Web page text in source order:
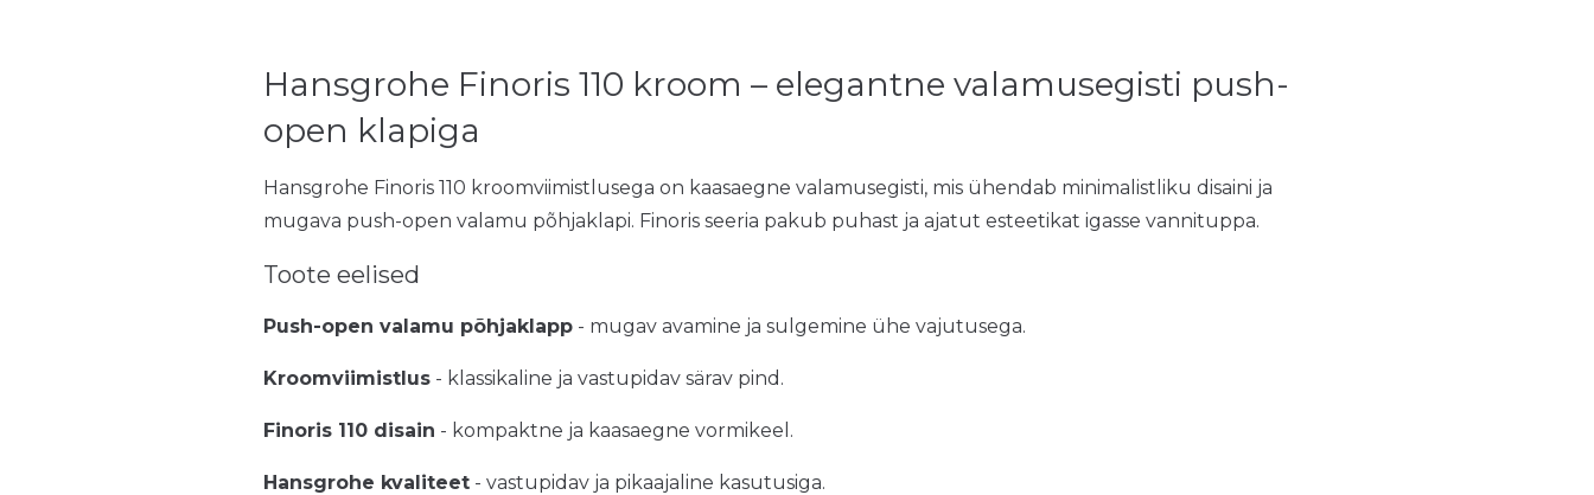
Hansgrohe Finoris 110 kroom – elegantne valamusegisti push-
open klapiga
Hansgrohe Finoris 110 kroomviimistlusega on kaasaegne valamusegisti, mis ühendab minimalistliku disaini ja
mugava push-open valamu põhjaklapi. Finoris seeria pakub puhast ja ajatut esteetikat igasse vannituppa.
Toote eelised
Push-open valamu põhjaklapp - mugav avamine ja sulgemine ühe vajutusega.
Kroomviimistlus - klassikaline ja vastupidav särav pind.
Finoris 110 disain - kompaktne ja kaasaegne vormikeel.
Hansgrohe kvaliteet - vastupidav ja pikaajaline kasutusiga.